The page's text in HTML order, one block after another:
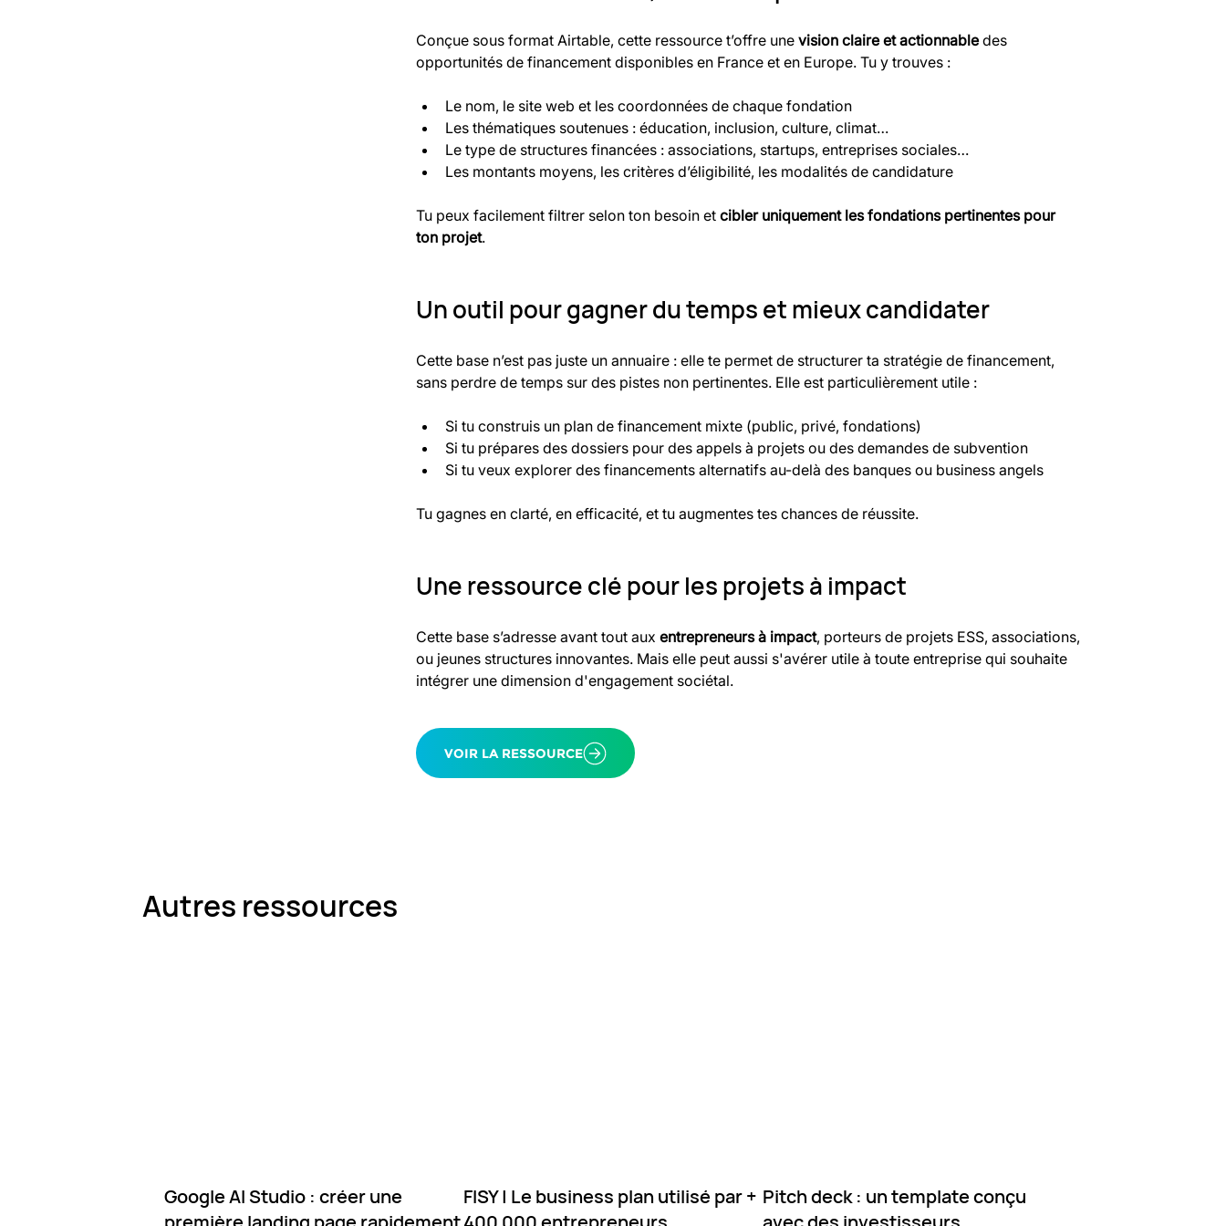
Conçue sous format Airtable, cette ressource t’offre une vision claire et actionnable des
opportunités de financement disponibles en France et en Europe. Tu y trouves :
Le nom, le site web et les coordonnées de chaque fondation
Les thématiques soutenues : éducation, inclusion, culture, climat…
Le type de structures financées : associations, startups, entreprises sociales…
Les montants moyens, les critères d’éligibilité, les modalités de candidature
Tu peux facilement filtrer selon ton besoin et cibler uniquement les fondations pertinentes pour
ton projet.
Un outil pour gagner du temps et mieux candidater
Cette base n’est pas juste un annuaire : elle te permet de structurer ta stratégie de financement,
sans perdre de temps sur des pistes non pertinentes. Elle est particulièrement utile :
Si tu construis un plan de financement mixte (public, privé, fondations)
Si tu prépares des dossiers pour des appels à projets ou des demandes de subvention
Si tu veux explorer des financements alternatifs au-delà des banques ou business angels
Tu gagnes en clarté, en efficacité, et tu augmentes tes chances de réussite.
Une ressource clé pour les projets à impact
Cette base s’adresse avant tout aux entrepreneurs à impact, porteurs de projets ESS, associations,
ou jeunes structures innovantes. Mais elle peut aussi s'avérer utile à toute entreprise qui souhaite
intégrer une dimension d'engagement sociétal.
VOIR LA RESSOURCE
Google AI Studio : créer une
FISY | Le business plan utilisé par + Pitch deck : un template conçu
Autres ressources